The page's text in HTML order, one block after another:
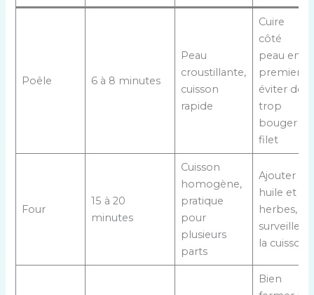
Poêle 6 à 8 minutes
Peau
croustillante,
cuisson
rapide
Cuire
côté
peau en
premier,
éviter de
trop
bouger le
filet
Four
15 à 20
minutes
Cuisson
homogène,
pratique
pour
plusieurs
parts
Ajouter
huile et
herbes,
surveiller
la cuisson
Bien